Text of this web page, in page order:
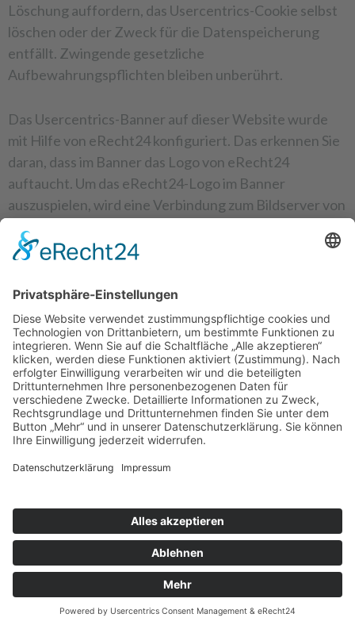
Löschung auffordern, das Usercentrics-Cookie selbst
löschen oder der Zweck für die Datenspeicherung
entfällt. Zwingende gesetzliche
Aufbewahrungspflichten bleiben unberührt.
Das Usercentrics-Banner auf dieser Website wurde
mit Hilfe von eRecht24 konfiguriert. Das erkennen Sie
daran, dass im Banner das Logo von eRecht24
auftaucht. Um das eRecht24-Logo im Banner
auszuspielen, wird eine Verbindung zum Bildserver von
Adresse übertragen, die jedoch nur in anonymisierter
Bildserver von eRecht24 befindet sich in Deutschland
bei einem deutschen Anbieter. Das Banner selbst wird
ausschließlich von Usercentrics zur Verfügung
gestellt.
Der Einsatz von Usercentrics erfolgt, um die gesetzlich
vorgeschriebenen Einwilligungen für den Einsatz
bestimmter Technologien einzuholen.
Rechtsgrundlage hierfür ist Art. 6 Abs. 1 lit. c DSGVO.
Auftragsverarbeitung
Wir haben einen Vertrag über Auftragsverarbeitung
(AVV) zur Nutzung des oben genannten Dienstes
geschlossen. Hierbei handelt es sich um einen
datenschutzrechtlich vorgeschriebenen Vertrag, der
gewährleistet, dass dieser die personenbezogenen